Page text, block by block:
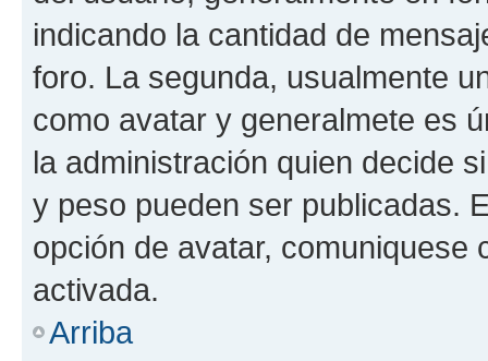
indicando la cantidad de
foro. La segunda, usualmente
como avatar y generalmete es
la administración quien decide
y peso pueden ser publicadas.
opción de avatar, comuniquese
activada.
Arriba